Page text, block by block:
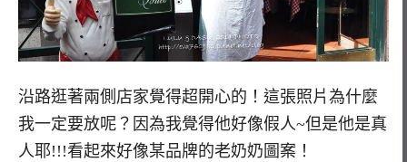
沿路逛著兩側店家覺得超開心的！這張照片為什麼
我一定要放呢？因為我覺得他好像假人~但是他是真
人耶!!!看起來好像某品牌的老奶奶圖案！